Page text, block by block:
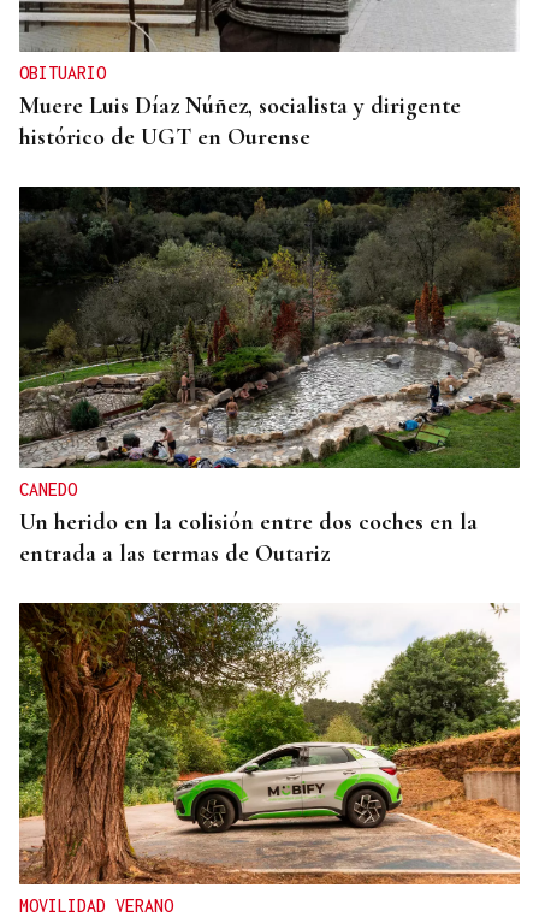
OBITUARIO
Muere Luis Díaz Núñez, socialista y dirigente
histórico de UGT en Ourense
CANEDO
Un herido en la colisión entre dos coches en la
entrada a las termas de Outariz
MOVILIDAD VERANO